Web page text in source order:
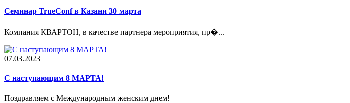
Семинар TrueConf в Казани 30 марта
Компания КВАРТОН, в качестве партнера мероприятия, пр�...
07.03.2023
С наступающим 8 МАРТА!
Поздравляем с Международным женским днем!